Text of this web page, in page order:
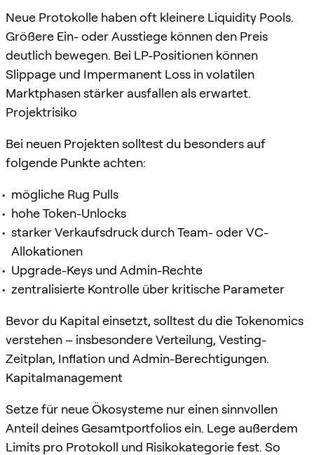
Neue Protokolle haben oft kleinere Liquidity Pools.
Größere Ein- oder Ausstiege können den Preis
deutlich bewegen. Bei LP-Positionen können
Slippage und Impermanent Loss in volatilen
Marktphasen stärker ausfallen als erwartet.
Projektrisiko
Bei neuen Projekten solltest du besonders auf
folgende Punkte achten:
mögliche Rug Pulls
hohe Token-Unlocks
starker Verkaufsdruck durch Team- oder VC-
Allokationen
Upgrade-Keys und Admin-Rechte
zentralisierte Kontrolle über kritische Parameter
Bevor du Kapital einsetzt, solltest du die Tokenomics
verstehen – insbesondere Verteilung, Vesting-
Zeitplan, Inflation und Admin-Berechtigungen.
Kapitalmanagement
Setze für neue Ökosysteme nur einen sinnvollen
Anteil deines Gesamtportfolios ein. Lege außerdem
Limits pro Protokoll und Risikokategorie fest. So